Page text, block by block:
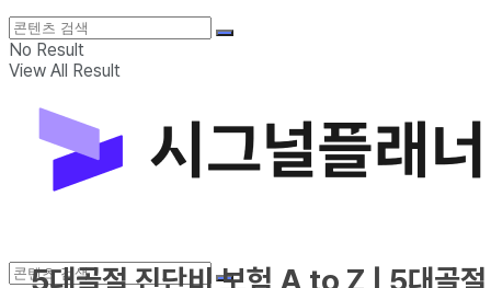
No Result
View All Result
5대골절 진단비 보험 A to Z | 5대골절